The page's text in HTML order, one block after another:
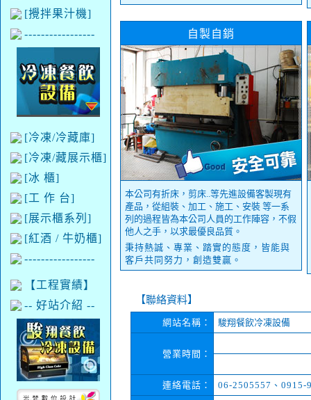
[攪拌果汁機]
-----------------
[冷凍/冷藏庫]
[冷凍/藏展示櫃]
[冰 櫃]
[工 作 台]
[展示櫃系列]
[紅酒 / 牛奶櫃]
-----------------
【工程實績】
-- 好站介紹 --
自製自銷
本公司有折床，剪床..等先進設備客製現有
產品，從組裝、加工、施工、安裝 等一系
列的過程皆為本公司人員的工作陣容，不假
他人之手，以求最優良品質。
秉持熱誠、專業、踏實的態度，皆能與
客戶共同努力，創造雙贏。
【聯絡資料】
網站名稱： 駿翔餐飲冷凍設備
營業時間：
連絡電話：
06-2505557、0915-